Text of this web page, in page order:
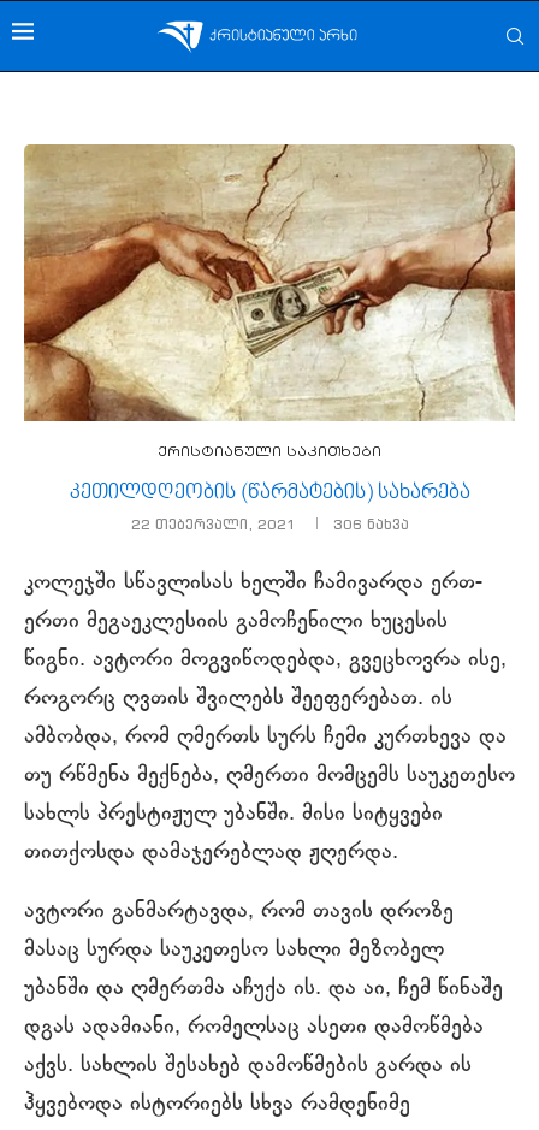
ქრისტიანული საკითხები
კეთილდღეობის (წარმატების) სახარება
22 თებერვალი, 2021 306 ნახვა
კოლეჯში სწავლისას ხელში ჩამივარდა ერთ-
ერთი მეგაეკლესიის გამოჩენილი ხუცესის
წიგნი. ავტორი მოგვიწოდებდა, გვეცხოვრა ისე,
როგორც ღვთის შვილებს შეეფერებათ. ის
ამბობდა, რომ ღმერთს სურს ჩემი კურთხევა და
თუ რწმენა მექნება, ღმერთი მომცემს საუკეთესო
სახლს პრესტიჟულ უბანში. მისი სიტყვები
თითქოსდა დამაჯერებლად ჟღერდა.
ავტორი განმარტავდა, რომ თავის დროზე
მასაც სურდა საუკეთესო სახლი მეზობელ
უბანში და ღმერთმა აჩუქა ის. და აი, ჩემ წინაშე
დგას ადამიანი, რომელსაც ასეთი დამოწმება
აქვს. სახლის შესახებ დამოწმების გარდა ის
ჰყვებოდა ისტორიებს სხვა რამდენიმე